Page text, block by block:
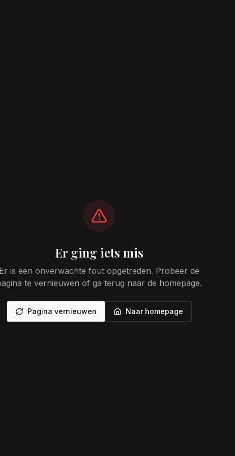
Er ging iets mis
Er is een onverwachte fout opgetreden. Probeer de
te vernieuwen of ga terug naar de homepage.
Pagina vernieuwen Naar homepage